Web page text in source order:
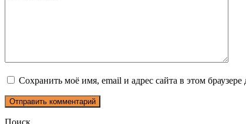
Сохранить моё имя, email и адрес сайта в этом
Поиск